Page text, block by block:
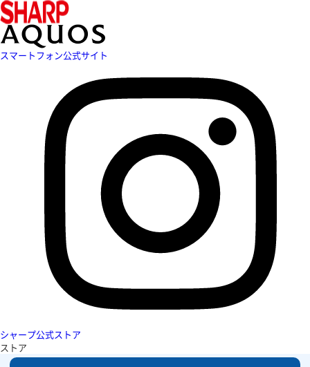
スマートフォン公式サイト
シャープ公式ストア
ストア